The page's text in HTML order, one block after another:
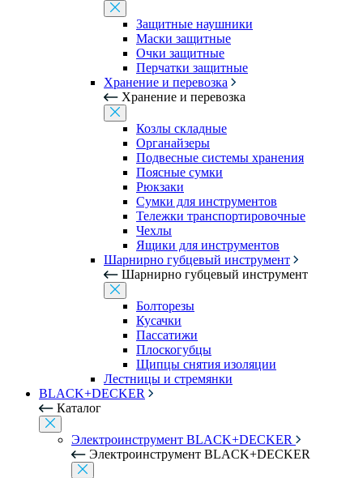
Защитные наушники
Маски защитные
Очки защитные
Перчатки защитные
Хранение и перевозка
Хранение и перевозка
Козлы складные
Органайзеры
Подвесные системы хранения
Поясные сумки
Рюкзаки
Сумки для инструментов
Тележки транспортировочные
Чехлы
Ящики для инструментов
Шарнирно губцевый инструмент
Шарнирно губцевый инструмент
Болторезы
Кусачки
Пассатижи
Плоскогубцы
Щипцы снятия изоляции
Лестницы и стремянки
BLACK+DECKER
Каталог
Электроинструмент BLACK+DECKER
Электроинструмент BLACK+DECKER